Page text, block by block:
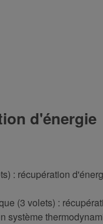
d'énergie
: récupération
(3 volets) :
système